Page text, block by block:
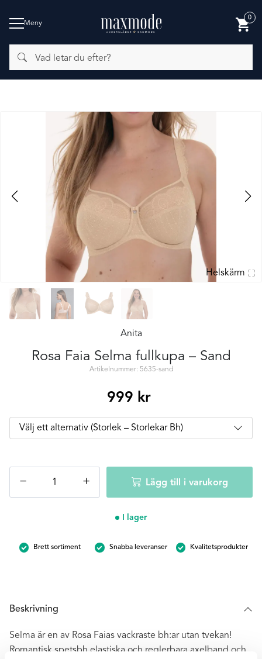
Meny
letar
du
efter?
0
BADMODE
Helskärm
Anita
Rosa Faia Selma fullkupa – Sand
Artikelnummer: 5635-sand
999 kr
−
Selma
mängd
+ Lägg till i varukorg
I lager
Brett sortiment Snabba leveranser Kvalitetsprodukter
Beskrivning
Selma är en av Rosa Faias vackraste bh:ar utan tvekan!
Romantisk spetsbh elastiska och reglerbara axelband och